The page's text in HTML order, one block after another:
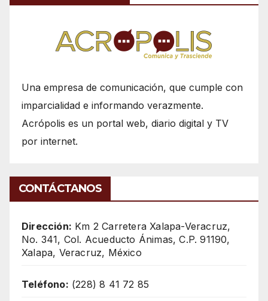
Una empresa de comunicación, que cumple con
imparcialidad e informando verazmente.
Acrópolis es un portal web, diario digital y TV
por internet.
CONTÁCTANOS
Dirección: Km 2 Carretera Xalapa-Veracruz,
No. 341, Col. Acueducto Ánimas, C.P. 91190,
Xalapa, Veracruz, México
Teléfono: (228) 8 41 72 85